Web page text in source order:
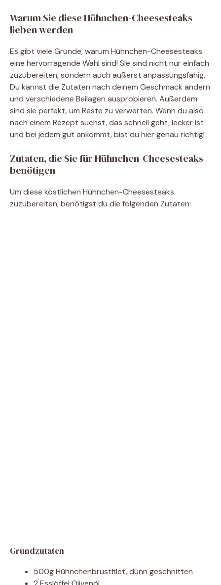
y
V
i
d
e
o
Warum Sie diese Hühnchen-Cheesesteaks
lieben werden
Es gibt viele Gründe, warum Hühnchen-Cheesesteaks
eine hervorragende Wahl sind! Sie sind nicht nur einfach
zuzubereiten, sondern auch äußerst anpassungsfähig.
Du kannst die Zutaten nach deinem Geschmack ändern
und verschiedene Beilagen ausprobieren. Außerdem
sind sie perfekt, um Reste zu verwerten. Wenn du also
nach einem Rezept suchst, das schnell geht, lecker ist
und bei jedem gut ankommt, bist du hier genau richtig!
Zutaten, die Sie für Hühnchen-Cheesesteaks
benötigen
Um diese köstlichen Hühnchen-Cheesesteaks
zuzubereiten, benötigst du die folgenden Zutaten:
Grundzutaten
500g Hühnchenbrustfilet, dünn geschnitten